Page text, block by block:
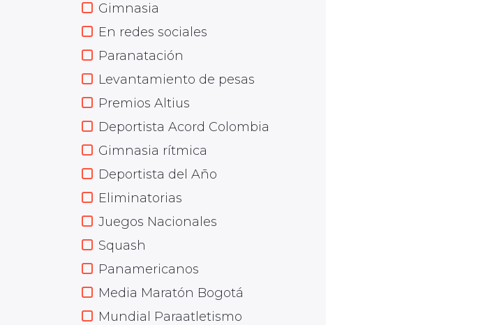
Gimnasia
En redes sociales
Paranatación
Levantamiento de pesas
Premios Altius
Deportista Acord Colombia
Gimnasia rítmica
Deportista del Año
Eliminatorias
Juegos Nacionales
Squash
Panamericanos
Media Maratón Bogotá
Mundial Paraatletismo